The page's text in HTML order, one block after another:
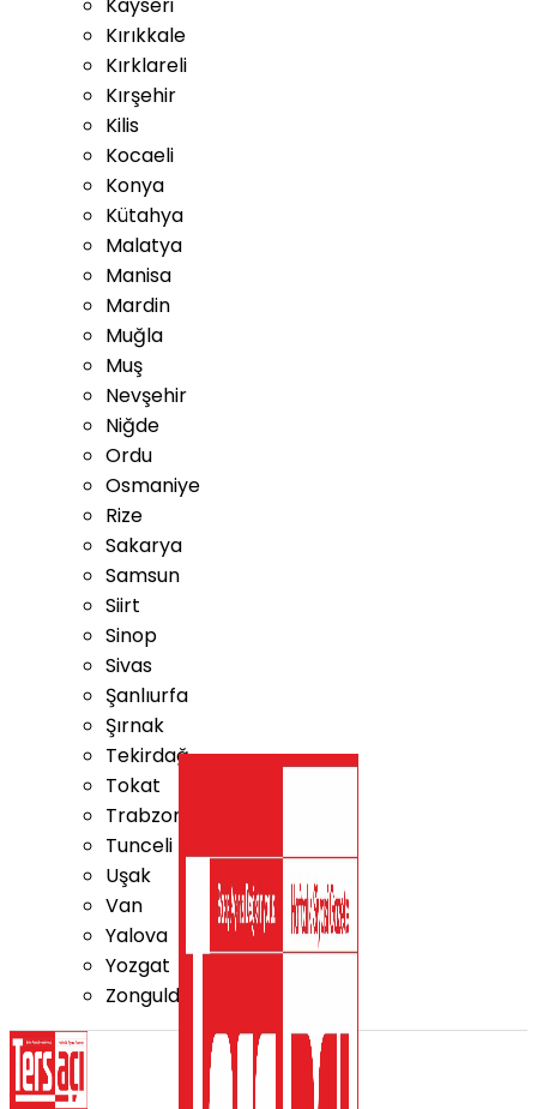
Kırıkkale
Kırklareli
Kırşehir
Kilis
Kocaeli
Konya
Kütahya
Malatya
Manisa
Mardin
Muğla
Muş
Nevşehir
Niğde
Ordu
Osmaniye
Rize
Sakarya
Samsun
Siirt
Sinop
Sivas
Şanlıurfa
Şırnak
Tekirdağ
Tokat
Trabzon
Tunceli
Uşak
Van
Yalova
Yozgat
Zonguldak